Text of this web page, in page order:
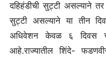
दहिहंडीची सुट्टी असल्याने
सुट्टी असल्याने या तीन
अधिवेशन केवळ ६ दिवस
आहे.राज्यातील शिंदे-